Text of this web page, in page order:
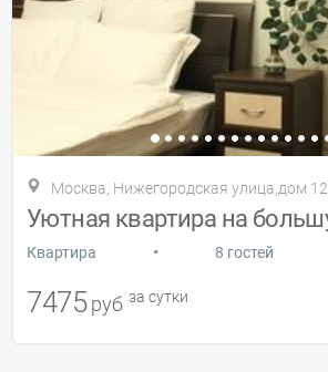
Москва, Нижегородская улица,дом 12
Квартира • 8 гостей
7475 руб за сутки